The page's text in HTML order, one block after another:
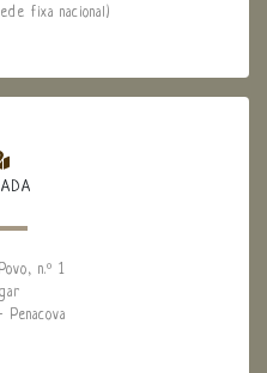
fixa nacional)
n.º 1